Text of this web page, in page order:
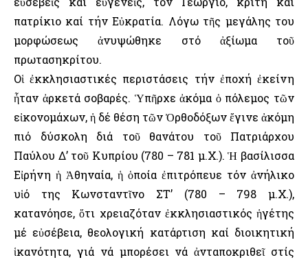
πατρίκιο καί τήν Εὐκρατία. Λόγω τῆς μεγάλης του
μορφώσεως ἀνυψώθηκε στό ἀξίωμα τοῦ
πρωτασηκρίτου.
Οἱ ἐκκλησιαστικές περιστάσεις τήν ἐποχή ἐκείνη
ἦταν ἀρκετά σοβαρές. Ὑπῆρχε ἀκόμα ὁ πόλεμος τῶν
εἰκονομάχων, ἡ δέ θέση τῶν Ὀρθοδόξων ἔγινε ἀκόμη
πιό δύσκολη διά τοῦ θανάτου τοῦ Πατριάρχου
Παύλου Δ’ τοῦ Κυπρίου (780 – 781 μ.Χ.). Ἡ βασίλισσα
Εἰρήνη ἡ Ἀθηναία, ἡ ὁποία ἐπιτρόπευε τόν ἀνήλικο
υἱό της Κωνσταντῖνο ΣΤ’ (780 – 798 μ.Χ.),
κατανόησε, ὅτι χρειαζόταν ἐκκλησιαστικός ἡγέτης
μέ εὐσέβεια, θεολογική κατάρτιση καί διοικητική
ἱκανότητα, γιά νά μπορέσει νά ἀνταποκριθεῖ στίς